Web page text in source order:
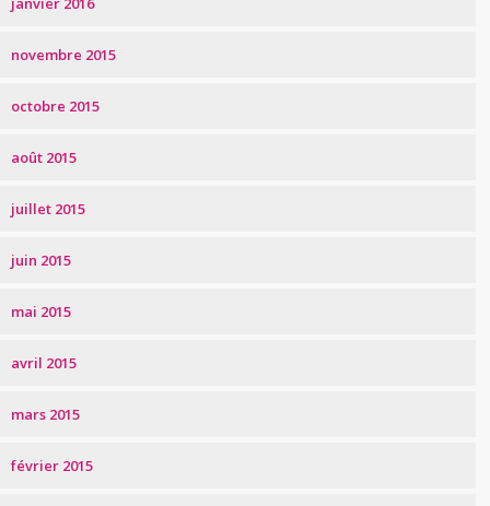
novembre 2015
octobre 2015
août 2015
juillet 2015
juin 2015
mai 2015
avril 2015
mars 2015
février 2015